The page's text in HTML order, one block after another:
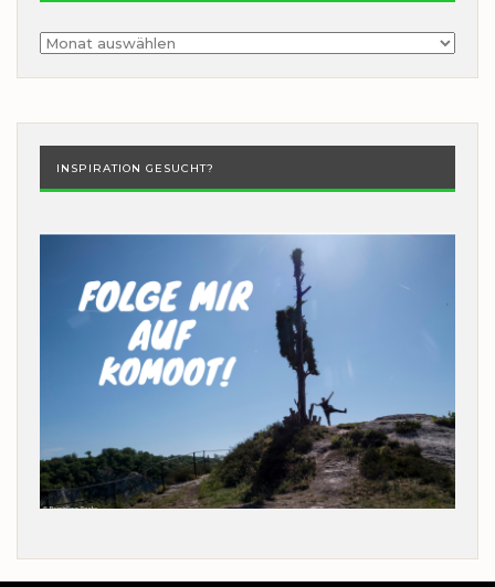
Archiv
INSPIRATION GESUCHT?